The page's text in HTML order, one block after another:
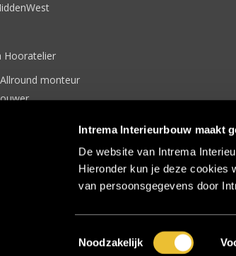
Intrema Interieurbouw maakt
De website van Intrema
Hieronder kun je deze cookies
van persoonsgegevens door
Toestemmingsselectie
Noodzakelijk
Hooratelier
monteur